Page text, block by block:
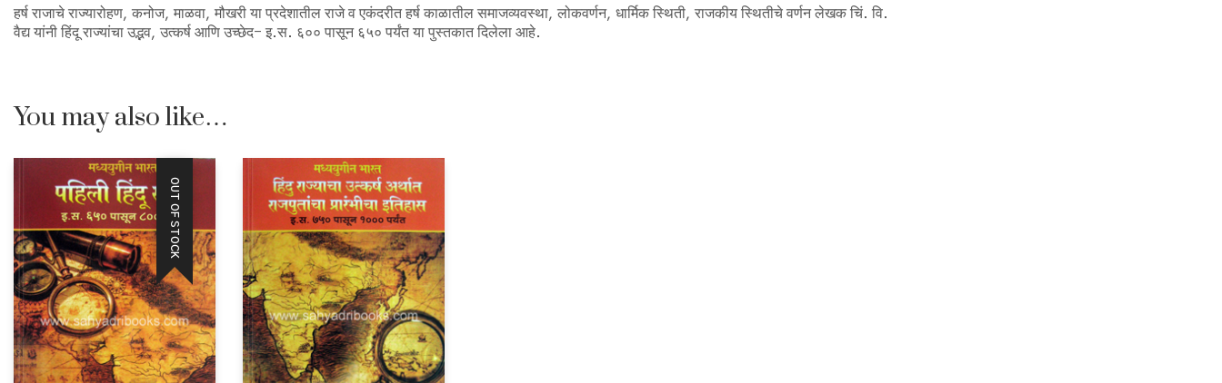
हर्ष राजाचे राज्यारोहण, कनोज, माळवा, मौखरी या प्रदेशातील राजे व एकंदरीत हर्ष काळातील समाजव्यवस्था, लोकवर्णन, धार्मिक स्थिती, राजकीय स्थितीचे वर्णन लेखक चिं. वि.
वैद्य यांनी हिंदू राज्यांचा उद्भव, उत्कर्ष आणि उच्छेद- इ.स. ६०० पासून ६५० पर्यंत या पुस्तकात दिलेला आहे.
You may also like…
OUT OF STOCK